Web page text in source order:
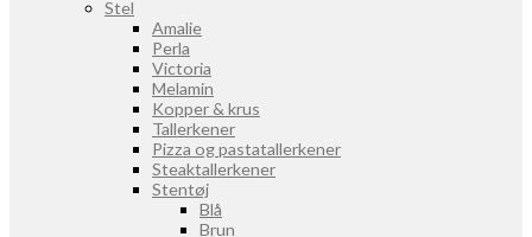
Stel
Amalie
Perla
Victoria
Melamin
Kopper & krus
Tallerkener
Pizza og pastatallerkener
Steaktallerkener
Stentøj
Blå
Brun